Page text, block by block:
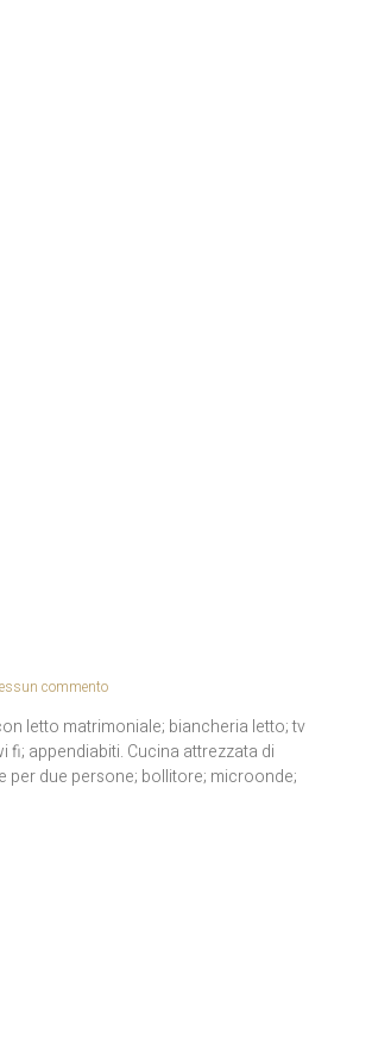
commento
letto matrimoniale; biancheria letto; tv
fi; appendiabiti. Cucina attrezzata di
per due persone; bollitore; microonde;